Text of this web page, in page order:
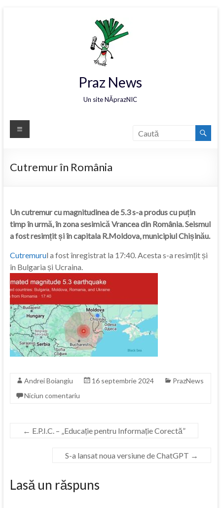
Praz News
Un site NĂprazNIC
Cutremur în România
Un cutremur cu magnitudinea de 5.3 s-a produs cu puțin
timp în urmă, în zona sesimică Vrancea din România. Seismul
a fost resimțit și în capitala R.Moldova, municipiul Chișinău.
Cutremurul a fost înregistrat la 17:40. Acesta s-a resimțit și
în Bulgaria și Ucraina.
Andrei Boiangiu 16 septembrie 2024
PrazNews
Niciun comentariu
← E.P.I.C. – „Educație pentru Informație Corectă”
S-a lansat noua versiune de ChatGPT →
Lasă un răspuns